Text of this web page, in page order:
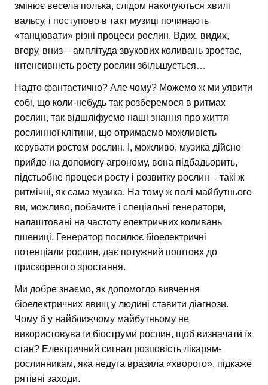
змінює весела полька, слідом накочуються хвилі
вальсу, і поступово в такт музиці починають
«танцювати» різні процеси рослин. Вдих, видих,
вгору, вниз – амплітуда звукових коливань зростає,
інтенсивність росту рослин збільшується…
Надто фантастично? Але чому? Можемо ж ми уявити
собі, що коли-небудь так розберемося в ритмах
рослин, так відшліфуємо наші знання про життя
рослинної клітини, що отримаємо можливість
керувати ростом рослин. І, можливо, музика дійсно
прийде на допомогу агроному, вона підбадьорить,
підстьобне процеси росту і розвитку рослин – такі ж
ритмічні, як сама музика. На тому ж полі майбутнього
ви, можливо, побачите і спеціальні генератори,
налаштовані на частоту електричних коливань
пшениці. Генератор посилює біоелектричні
потенціали рослин, дає потужний поштовх до
прискореного зростання.
Ми добре знаємо, як допомогло вивчення
біоелектричних явищ у людині ставити діагнози.
Чому б у найближчому майбутньому не
використовувати біоструми рослин, щоб визначати їх
стан? Електричний сигнал розповість лікарям-
рослинникам, яка недуга вразила «хворого», підкаже
рятівні заходи.